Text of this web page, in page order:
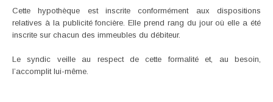
Cette hypothèque est inscrite conformément aux dispositions
relatives à la publicité foncière. Elle prend rang du jour où elle a été
inscrite sur chacun des immeubles du débiteur.
Le syndic veille au respect de cette formalité et, au besoin,
l’accomplit lui-même.